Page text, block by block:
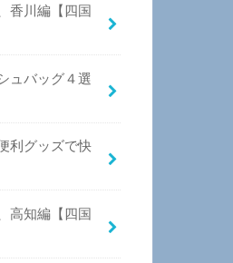
香川編【四国
ュバッグ４選
利グッズで快
高知編【四国